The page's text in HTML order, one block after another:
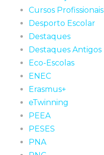
Cursos Profissionais
Desporto Escolar
Destaques
Destaques Antigos
Eco-Escolas
ENEC
Erasmus+
eTwinning
PEEA
PESES
PNA